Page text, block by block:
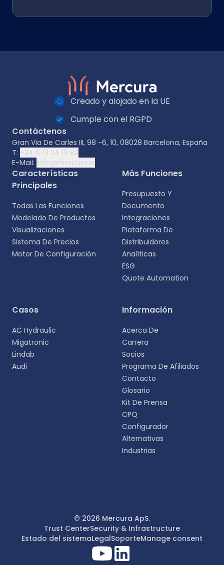
Selecciona tu idioma
más personalizada.
Svenska
Français
Creado y alojado en la UE
Cumple con el RGPD
Contáctenos
Gran Via De Carles III, 98 -6, 10, 08028 Barcelona, España
T: +34 673 24 19 82
E-Mail: info@mercura.io
Características
Principales
Todas Las Funciones
Modelado De Productos
Visualizaciones
Sistema De Precios
Motor De Configuración
Más Funciones
Presupuesto Y
Documento
Integraciones
Plataforma De
Distribuidores
Analíticas
ESG
Quote Automation
Casos
AC Hydraulic
Migatronic
Lindab
Audi
Información
Acerca De
Carrera
Socios
Programa De Afiliados
Contacto
Glosario
Kit De Prensa
CPQ
Configurador
Alternativas
Industrias
© 2026 Mercura ApS.
Trust CenterSecurity & Infrastructure
Estado del sistemaLegalSoporteManage consent